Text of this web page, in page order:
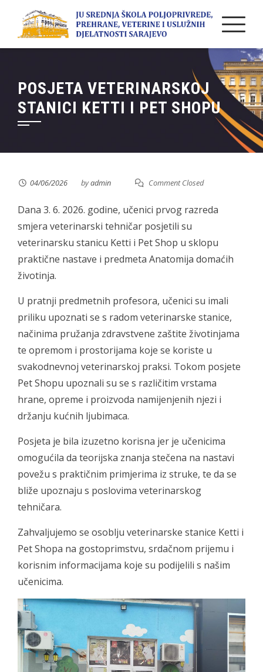
content
POSJETA VETERINARSKOJ
STANICI KETTI I PET SHOPU
04/06/2026 byadmin Comment Closed
Dana 3. 6. 2026. godine, učenici prvog razreda
smjera veterinarski tehničar posjetili su
veterinarsku stanicu Ketti i Pet Shop u sklopu
praktične nastave i predmeta Anatomija domaćih
životinja.
U pratnji predmetnih profesora, učenici su imali
priliku upoznati se s radom veterinarske stanice,
načinima pružanja zdravstvene zaštite životinjama
te opremom i prostorijama koje se koriste u
svakodnevnoj veterinarskoj praksi. Tokom posjete
Pet Shopu upoznali su se s različitim vrstama
hrane, opreme i proizvoda namijenjenih njezi i
držanju kućnih ljubimaca.
Posjeta je bila izuzetno korisna jer je učenicima
omogućila da teorijska znanja stečena na nastavi
povežu s praktičnim primjerima iz struke, te da se
bliže upoznaju s poslovima veterinarskog
tehničara.
Zahvaljujemo se osoblju veterinarske stanice Ketti i
Pet Shopa na gostoprimstvu, srdačnom prijemu i
korisnim informacijama koje su podijelili s našim
učenicima.